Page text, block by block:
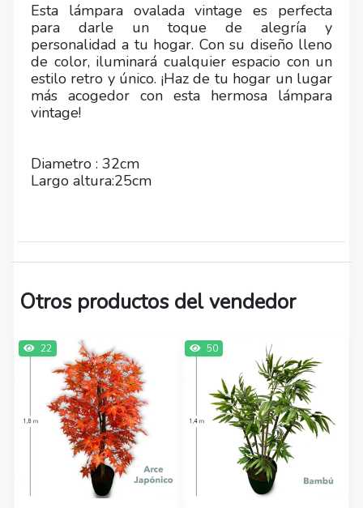
Esta lámpara ovalada vintage es perfecta
para darle un toque de alegría y
personalidad a tu hogar. Con su diseño lleno
de color, iluminará cualquier espacio con un
estilo retro y único. ¡Haz de tu hogar un lugar
más acogedor con esta hermosa lámpara
vintage!
Diametro : 32cm
Largo altura:25cm
Otros productos del vendedor
22 50